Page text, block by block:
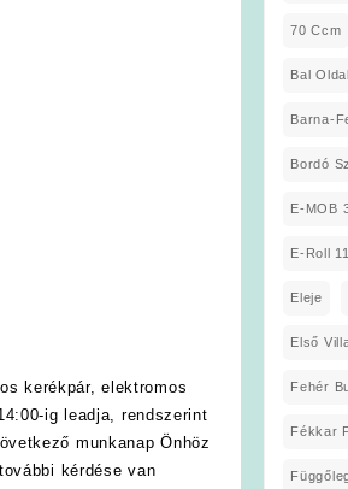
kerékpár, elektromos
ig leadja, rendszerint
munkanap Önhöz
kérdése van
70 Ccm
Bal
Barna-
Bordó
E-MOB
E-Roll 11
Eleje
Első
Fehér
Fékkar